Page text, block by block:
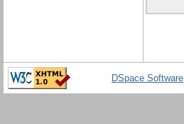
DSpace Software